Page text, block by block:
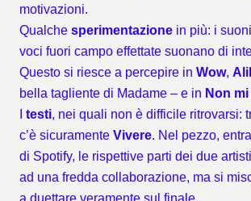
motivazioni.
Qualche sperimentazione in più: i
voci fuori campo effettate suonano di
Questo si riesce a percepire in Wow,
bella tagliente di Madame – e in Non
testi, nei quali non è difficile ritrovarsi:
c’è sicuramente Vivere. Nel pezzo,
di Spotify, le rispettive parti dei due
ad una fredda collaborazione, ma si
a duettare veramente sul finale.